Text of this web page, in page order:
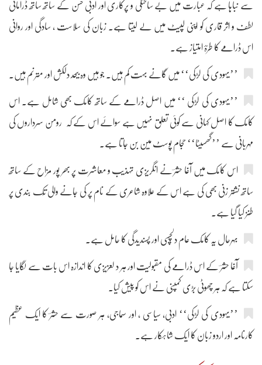
سے نباہا ہے کہ عبارت میں بے ساختگی و پرکاری اور ادبی حسن کے ساتھ ساتھ ڈرامائی
لطف و اثر قاری کو اپنی لپیٹ میں لے لیتا ہے۔ زبان کی سلاست ، سادگی اور روانی
اس ڈرامے کا طرّۂ امتیاز ہے۔
’’یہودی کی لڑکی‘‘ میں گانے بہت کم ہیں۔ جو ہیں وہ بیحد دلکش اور مترنم ہیں۔
’’یہودی کی لڑکی ‘‘ میں اصل ڈرامے کے ساتھ کامک بھی شامل ہے۔ اس
کامک کا اصل کہانی سے کوئی تعلق نہیں ہے سوائے اس کے کہ رومن سرداروں کی
مہربانی سے ’’گھسیٹا‘‘ حجام پوسٹ مین بن جاتا ہے۔
اس کامک میں آغا حشرؔ نے انگریزی تہذیب و معاشرت پر بھر پور مزاح کے ساتھ
ساتھ نشتر زنی بھی کی ہے اس کے علاوہ شاعری کے نام پر کی جانے والی تُک بندی پر
طنز کیا گیا ہے۔
بہرحال یہ کامک عام دلچسپی اور پسندیدگی کا حامل ہے۔
آغا حشرؔ کے اس ڈرامے کی مقبولیت اور ہر د لعزیزی کا اندازہ اس بات سے لگایا جا
سکتا ہے کہ ہر چھوٹی بڑی کمپنی نے اس کو پیش کیا۔
’’یہودی کی لڑکی‘‘ ادبی، سیاسی ، اور سماجی، ہر صورت سے حشرؔ کا ایک عظیم
کارنامہ اور اردو زبان کا ایک شاہکار ہے۔